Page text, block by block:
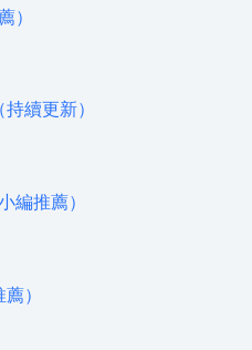
）
續更新）
編推薦）
）